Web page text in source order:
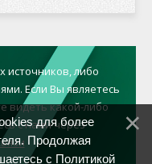
источников, либо
Если Вы являетесь
видеть какой-либо
с нами через
для более
Продолжая
с Политикой